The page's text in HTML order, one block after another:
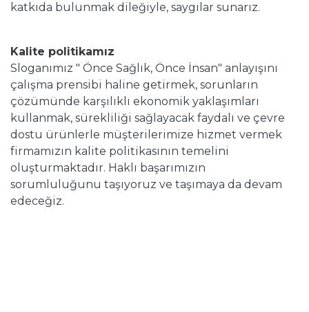
katkıda bulunmak dileğiyle, saygılar sunarız.
Kalite politikamız
Sloganımız " Önce Sağlık, Önce İnsan" anlayışını
çalışma prensibi haline getirmek, sorunların
çözümünde karşılıklı ekonomik yaklaşımları
kullanmak, sürekliliği sağlayacak faydalı ve çevre
dostu ürünlerle müşterilerimize hizmet vermek
firmamızın kalite politikasının temelini
oluşturmaktadır. Haklı başarımızın
sorumluluğunu taşıyoruz ve taşımaya da devam
edeceğiz.